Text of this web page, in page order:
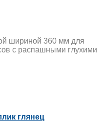
шириной 360 мм для
с распашными глухими
глянец